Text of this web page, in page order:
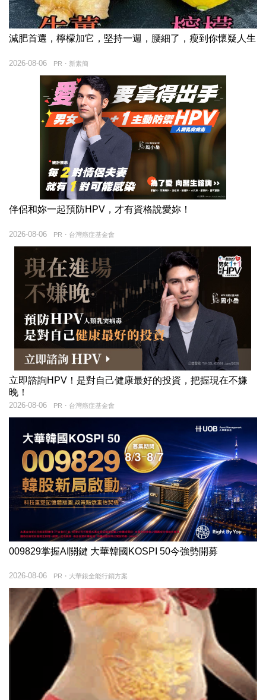
減肥首選，檸檬加它，堅持一週，腰細了，瘦到你懷疑人生
PR・新素簡
2026-08-06
伴侶和妳一起預防HPV，才有資格說愛妳！
PR・台灣癌症基金會
2026-08-06
立即諮詢HPV！是對自己健康最好的投資，把握現在不嫌
晚！
PR・台灣癌症基金會
2026-08-06
009829掌握AI關鍵 大華韓國KOSPI 50今強勢開募
PR・大華銀全能行銷方案
2026-08-06